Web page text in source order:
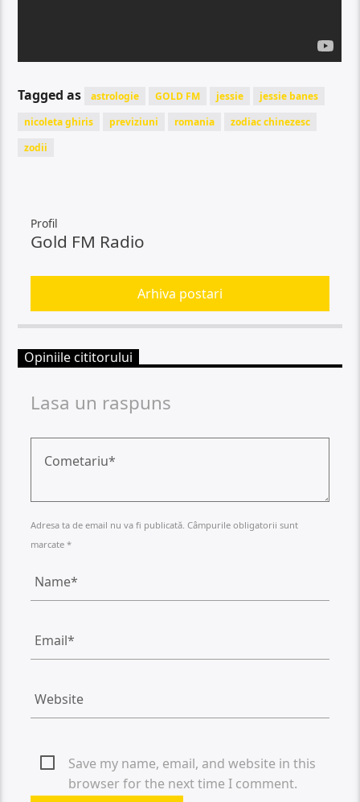
Tagged as astrologie GOLD FM jessie
jessie banes
nicoleta ghiris
previziuni romania
zodiac chinezesc
zodii
Profil
Gold FM Radio
Arhiva postari
Opiniile cititorului
Lasa un raspuns
Adresa ta de email nu va fi publicată. Câmpurile obligatorii sunt
marcate *
Save my name, email, and website in this
browser for the next time I comment.